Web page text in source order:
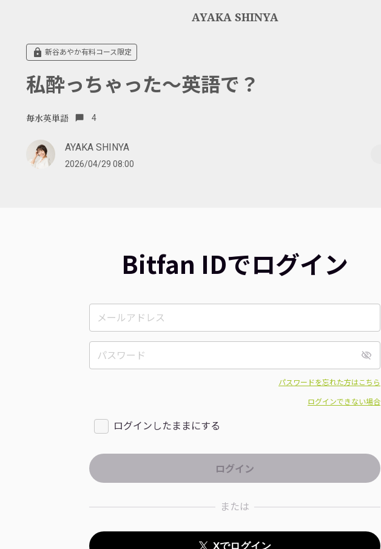
AYAKA SHINYA
新谷あやか有料コース限定
私酔っちゃった〜英語で？
毎水英単語 4
AYAKA SHINYA
2026/04/29 08:00
Bitfan IDでログイン
パスワードを忘れた方はこちら
ログインできない場合
ログインしたままにする
または
Xでログイン